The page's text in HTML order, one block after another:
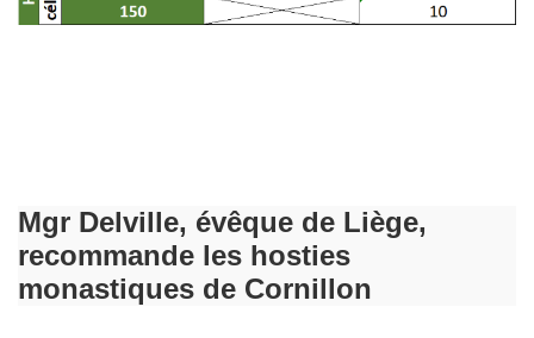
Mgr Delville, évêque de Liège,
recommande les hosties
monastiques de Cornillon